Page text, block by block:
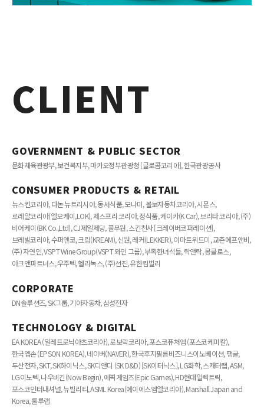
CLIENT
GOVERNMENT & PUBLIC SECTOR
문화체육관광부, 보건복지부, 마카오정부관광청 [글로콤코리아], 한국관광공사
CONSUMER PRODUCTS & RETAIL
뉴스킨코리아, 다논 뉴트리시아, 동서식품, 모나미, 볼보자동차코리아, 시몬스,
로레알코리아(엘오케이,LOK), 제스프리 코리아, 정식품, 케이카(K Car), 브리타 코리아, (주)
비어케이(BK Co.,Ltd), CJ제일제당, 풀무원, 스킨천사 [크레이버코퍼레이션],
브레빌코리아, 수퍼앤코, 크림(KREAM), 신원, 레커(LEKKER), 이마트위드미, 교촌에프앤비,
(주) 자연인, VSPT Wine Group(VSPT 와인 그룹), 부족한녀석들, 락앤락, 몽클로스,
아크앤파트너스, 우주텍, 헬리녹스, (주)선진, 유한킴벌리
CORPORATE
DN솔루션즈, SK그룹, 기아자동차, 삼성전자
TECHNOLOGY & DIGITAL
EA KOREA (일레트로닉아츠코리아), 로보락코리아, 포스코퓨처엠 (포스코케미칼),
한국엡손 (EPSON KOREA), 네이버(NAVER), 한국후지필름비즈니스이노베이션, 팽글,
두산전자, SKT, SK하이닉스, SK디앤디 (SK D&D) [SK이터닉스], LG화학, 스캐터랩, ASM,
LG이노텍, 나우비긴(Now Begin), 에픽게임즈(Epic Games), HD현대일렉트릭,
포스코인터내셔널, 뉴빌리티, ASML Korea(에이에스엠엘코리아), Marshall Japan and
Korea, 룰루랩